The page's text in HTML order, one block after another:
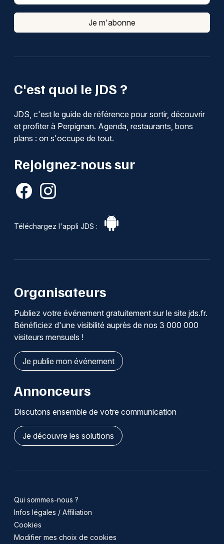
C'est quoi le JDS ?
JDS, c'est le guide de référence pour sortir, découvrir
et profiter à Perpignan. Agenda, restaurants, bons
plans : on s'occupe de tout.
Rejoignez-nous sur
Téléchargez l'appli JDS :
Je m'abonne
Organisateurs
Publiez votre événement gratuitement sur le site jds.fr.
Bénéficiez d'une visibilité auprès de nos 3 000 000
visiteurs mensuels !
Je publie mon événement
Annonceurs
Discutons ensemble de votre communication
Je découvre les solutions
Qui sommes-nous ?
Infos légales / Affiliation
Cookies
Modifier mes choix de cookies